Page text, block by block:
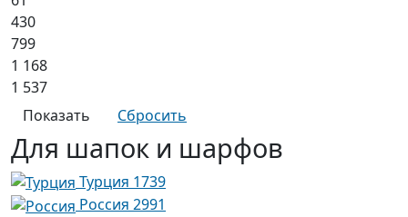
430
799
1 168
1 537
Для шапок и шарфов
Турция 1739
Россия 2991